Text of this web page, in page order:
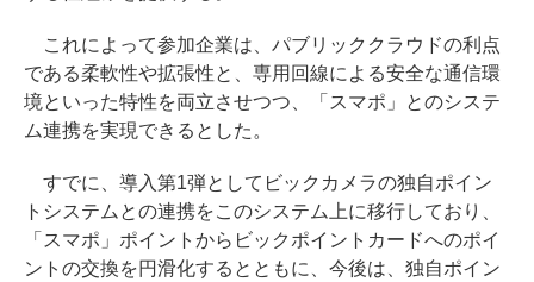
これによって参加企業は、パブリッククラウドの利点
である柔軟性や拡張性と、専用回線による安全な通信環
境といった特性を両立させつつ、「スマポ」とのシステ
ム連携を実現できるとした。
すでに、導入第1弾としてビックカメラの独自ポイン
トシステムとの連携をこのシステム上に移行しており、
「スマポ」ポイントからビックポイントカードへのポイ
ントの交換を円滑化するとともに、今後は、独自ポイン